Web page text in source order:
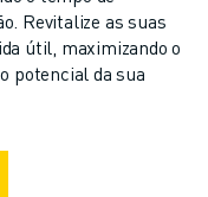
Revitalize as suas
útil, maximizando o
potencial da sua